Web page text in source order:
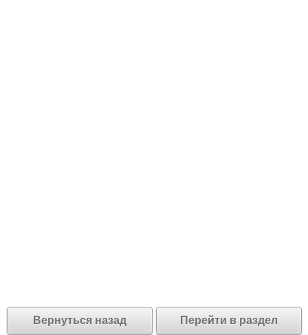
Вернуться назад Перейти в раздел